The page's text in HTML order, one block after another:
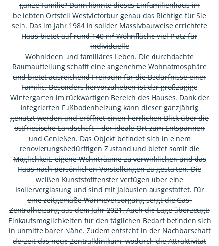
ganze Familie? Dann könnte dieses Einfamilienhaus im
beliebten Ortsteil Westvictorbur genau das Richtige für Sie
sein. Das im Jahr 1984 in solider Massivbauweise errichtete
Haus bietet auf rund 140 m² Wohnfläche viel Platz für
individuelle
Wohnideen und familiäres Leben. Die durchdachte
Raumaufteilung schafft eine angenehme Wohnatmosphäre
und bietet ausreichend Freiraum für die Bedürfnisse einer
Familie. Besonders hervorzuheben ist der großzügige
Wintergarten im rückwärtigen Bereich des Hauses. Dank der
integrierten Fußbodenheizung kann dieser ganzjährig
genutzt werden und eröffnet einen herrlichen Blick über die
ostfriesische Landschaft – der ideale Ort zum Entspannen
und Genießen. Das Objekt befindet sich in einem
renovierungsbedürftigen Zustand und bietet somit die
Möglichkeit, eigene Wohnträume zu verwirklichen und das
Haus nach persönlichen Vorstellungen zu gestalten. Die
weißen Kunststofffenster verfügen über eine
Isolierverglasung und sind mit Jalousien ausgestattet. Für
eine zeitgemäße Wärmeversorgung sorgt die Gas-
Zentralheizung aus dem Jahr 2021. Auch die Lage überzeugt:
Einkaufsmöglichkeiten für den täglichen Bedarf befinden sich
in unmittelbarer Nähe. Zudem entsteht in der Nachbarschaft
derzeit das neue Zentralklinikum, wodurch die Attraktivität